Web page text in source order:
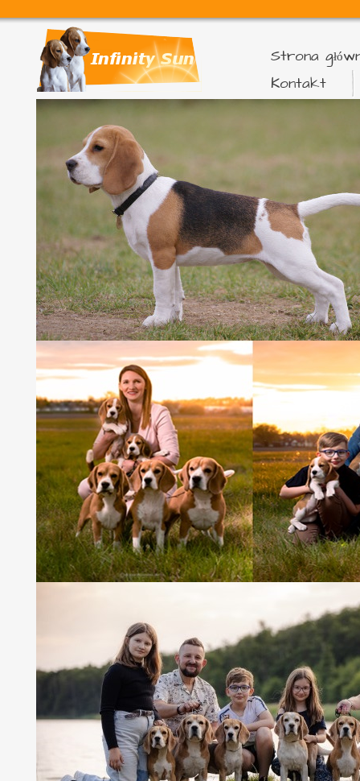
Strona
Kontakt
28.05.2011 Antoninek - Wystawa Krajowa - sędzia
JAMAJKA - klasa młodzieży - dosk. 2/2